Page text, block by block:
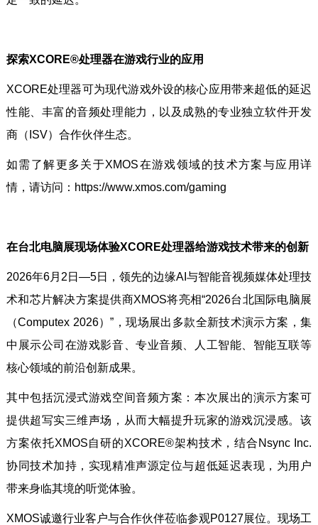
探索XCORE®处理器在游戏行业的应用
XCORE处理器可为现代游戏外设的核心应用带来超低的延迟
性能、丰富的音频处理能力，以及成熟的专业独立软件开发
商（ISV）合作伙伴生态。
如需了解更多关于XMOS在游戏领域的技术方案与应用详
情，请访问：https://www.xmos.com/gaming
在台北电脑展现场体验XCORE处理器给游戏技术带来的创新
2026年6月2日—5日，领先的边缘AI与智能音视频媒体处理技
术和芯片解决方案提供商XMOS将亮相“2026台北国际电脑展
（Computex 2026）”，现场展出多款全新技术演示方案，集
中展示公司在游戏影音、专业音频、人工智能、智能互联等
核心领域的前沿创新成果。
其中包括沉浸式游戏空间音频方案：本次展出的演示方案可
提供超写实三维声场，从而大幅提升玩家的游戏沉浸感。该
方案依托XMOS自研的XCORE®架构技术，结合Nsync Inc.
协同技术加持，实现精准声源定位与超低延迟表现，为用户
带来身临其境的听觉体验。
XMOS诚邀行业客户与合作伙伴莅临参观P0127展位。现场工